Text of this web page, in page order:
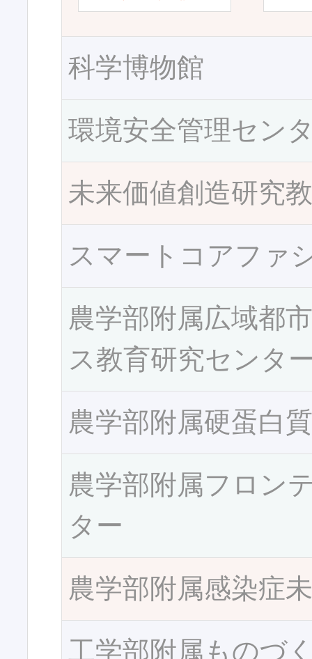
科学博物館
環境安全管理セン
未来価値創造研究
スマートコアファ
農学部附属広域都
ス教育研究センタ
農学部附属硬蛋白
農学部附属フロン
ター
農学部附属感染症
工学部附属ものづ